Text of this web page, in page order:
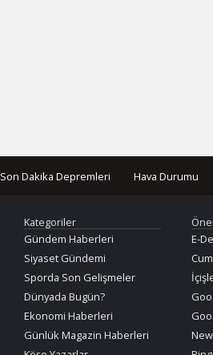
Son Dakika Depremleri Hava Durumu
Kategoriler
Gündem Haberleri
Siyaset Gündemi
Sporda Son Gelişmeler
Dünyada Bugün?
Ekonomi Haberleri
Günlük Magazin Haberleri
E-